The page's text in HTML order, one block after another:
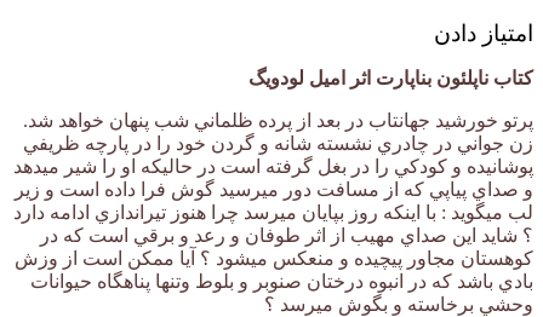
امتیاز دادن
کتاب ناپلئون بناپارت اثر امیل لودويگ
پرتو خورشيد جهانتاب در بعد از پرده ظلماني شب پنهان خواهد شد.
زن جواني در چادري نشسته شانه و گردن خود را در پارچه ظريفي
پوشانيده و كودكي را در بغل گرفته است در حاليكه او را شير ميدهد
و صداي پياپي كه از مسافت دور ميرسيد گوش فرا داده است و زير
لب ميگويد : با اينكه روز بپايان ميرسد چرا هنوز تيراندازي ادامه دارد
؟ شايد اين صداي مهيب از اثر طوفان و رعد و برقي است كه در
كوهستان مجاور پيچيده و منعكس ميشود ؟ آيا ممكن است از وزش
بادي باشد كه در انبوه درختان صنوبر و بلوط وتنها پناهگاه حيوانات
وحشي برخاسته و بگوش ميرسد ؟